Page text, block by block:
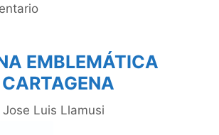
EMBLEMÁTICA
Jose Luis Llamusi